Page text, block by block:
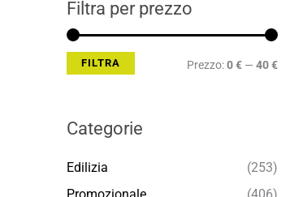
Filtra per prezzo
FILTRA Prezzo:0 €— 40 €
Categorie
Edilizia
(253)